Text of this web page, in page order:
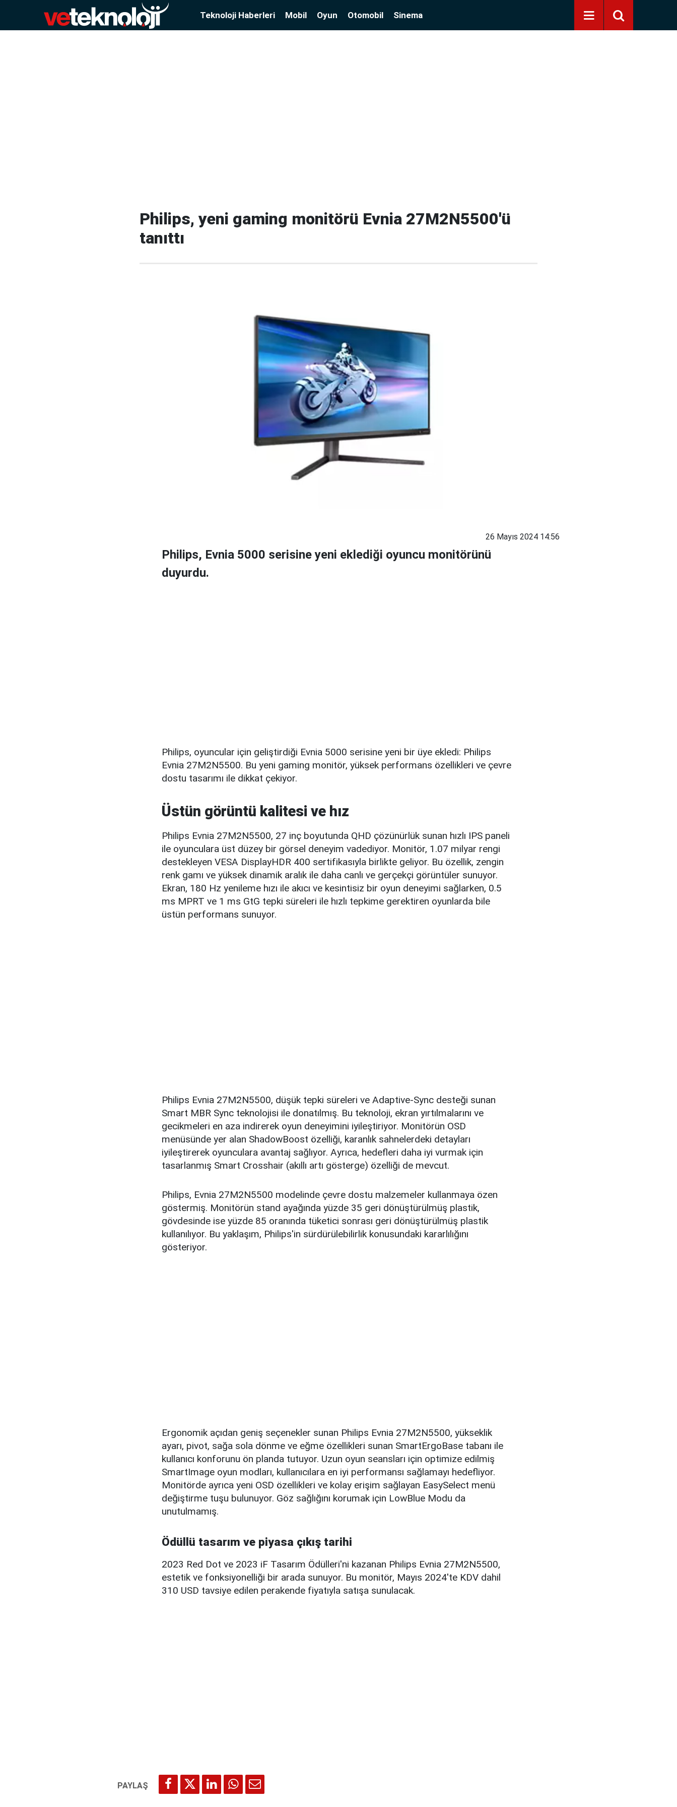
Teknoloji Haberleri Mobil Oyun Otomobil Sinema
Philips, yeni gaming monitörü Evnia 27M2N5500'ü
tanıttı
26 Mayıs 2024 14:56
Philips, Evnia 5000 serisine yeni eklediği oyuncu monitörünü
duyurdu.
Philips, oyuncular için geliştirdiği Evnia 5000 serisine yeni bir üye ekledi: Philips
Evnia 27M2N5500. Bu yeni gaming monitör, yüksek performans özellikleri ve çevre
dostu tasarımı ile dikkat çekiyor.
Üstün görüntü kalitesi ve hız
Philips Evnia 27M2N5500, 27 inç boyutunda QHD çözünürlük sunan hızlı IPS paneli
ile oyunculara üst düzey bir görsel deneyim vadediyor. Monitör, 1.07 milyar rengi
destekleyen VESA DisplayHDR 400 sertifikasıyla birlikte geliyor. Bu özellik, zengin
renk gamı ve yüksek dinamik aralık ile daha canlı ve gerçekçi görüntüler sunuyor.
Ekran, 180 Hz yenileme hızı ile akıcı ve kesintisiz bir oyun deneyimi sağlarken, 0.5
ms MPRT ve 1 ms GtG tepki süreleri ile hızlı tepkime gerektiren oyunlarda bile
üstün performans sunuyor.
Philips Evnia 27M2N5500, düşük tepki süreleri ve Adaptive-Sync desteği sunan
Smart MBR Sync teknolojisi ile donatılmış. Bu teknoloji, ekran yırtılmalarını ve
gecikmeleri en aza indirerek oyun deneyimini iyileştiriyor. Monitörün OSD
menüsünde yer alan ShadowBoost özelliği, karanlık sahnelerdeki detayları
iyileştirerek oyunculara avantaj sağlıyor. Ayrıca, hedefleri daha iyi vurmak için
tasarlanmış Smart Crosshair (akıllı artı gösterge) özelliği de mevcut.
Philips, Evnia 27M2N5500 modelinde çevre dostu malzemeler kullanmaya özen
göstermiş. Monitörün stand ayağında yüzde 35 geri dönüştürülmüş plastik,
gövdesinde ise yüzde 85 oranında tüketici sonrası geri dönüştürülmüş plastik
kullanılıyor. Bu yaklaşım, Philips'in sürdürülebilirlik konusundaki kararlılığını
gösteriyor.
Ergonomik açıdan geniş seçenekler sunan Philips Evnia 27M2N5500, yükseklik
ayarı, pivot, sağa sola dönme ve eğme özellikleri sunan SmartErgoBase tabanı ile
kullanıcı konforunu ön planda tutuyor. Uzun oyun seansları için optimize edilmiş
SmartImage oyun modları, kullanıcılara en iyi performansı sağlamayı hedefliyor.
Monitörde ayrıca yeni OSD özellikleri ve kolay erişim sağlayan EasySelect menü
değiştirme tuşu bulunuyor. Göz sağlığını korumak için LowBlue Modu da
unutulmamış.
Ödüllü tasarım ve piyasa çıkış tarihi
2023 Red Dot ve 2023 iF Tasarım Ödülleri'ni kazanan Philips Evnia 27M2N5500,
estetik ve fonksiyonelliği bir arada sunuyor. Bu monitör, Mayıs 2024'te KDV dahil
310 USD tavsiye edilen perakende fiyatıyla satışa sunulacak.